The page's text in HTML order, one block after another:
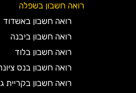
רואה חשבון בשפלה
רואה חשבון באשדוד
רואה חשבון ביבנה
רואה חשבון בלוד
רואה חשבון בנס ציונה
רואה חשבון בקריית גת